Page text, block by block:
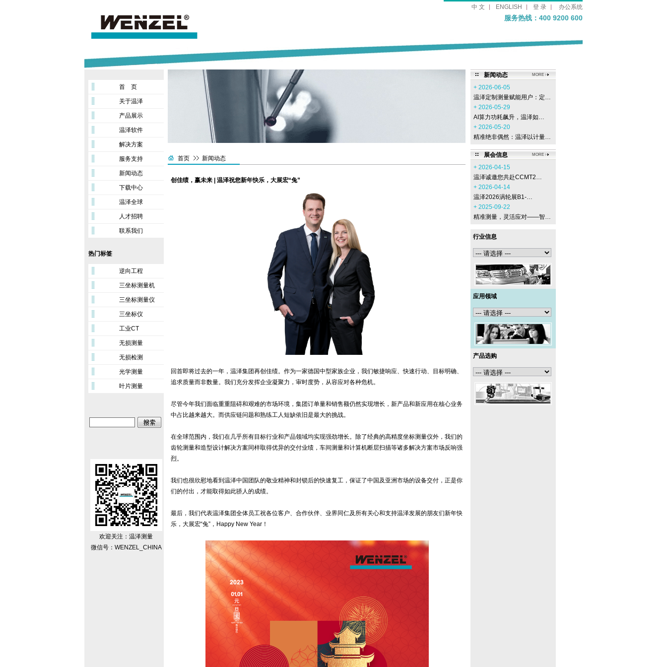
中 文 ENGLISH 登 录 办公系统
服务热线：400 9200 600
MORE
新闻动态
+ 2026-06-05
温泽定制测量赋能用户：定…
+ 2026-05-29
AI算力功耗飙升，温泽如…
+ 2026-05-20
精准绝非偶然：温泽以计量…
MORE
展会信息
+ 2026-04-15
温泽诚邀您共赴CCMT2…
+ 2026-04-14
温泽2026涡轮展B1-…
+ 2025-09-22
精准测量，灵活应对——智…
行业信息
应用领域
产品选购
首 页
关于温泽
产品展示
温泽软件
解决方案
服务支持
新闻动态
下载中心
温泽全球
人才招聘
联系我们
热门标签
逆向工程
三坐标测量机
三坐标测量仪
三坐标仪
工业CT
无损测量
无损检测
光学测量
叶片测量
欢迎关注：温泽测量
微信号：WENZEL_CHINA
首页 新闻动态
创佳绩，赢未来 | 温泽祝您新年快乐，大展宏“兔”
回首即将过去的一年，温泽集团再创佳绩。作为一家德国中型家族企业，我们敏捷响应、快速行动、目标明确、
追求质量而非数量。我们充分发挥企业凝聚力，审时度势，从容应对各种危机。
尽管今年我们面临重重阻碍和艰难的市场环境，集团订单量和销售额仍然实现增长，新产品和新应用在核心业务
中占比越来越大。而供应链问题和熟练工人短缺依旧是最大的挑战。
在全球范围内，我们在几乎所有目标行业和产品领域均实现强劲增长。除了经典的高精度坐标测量仪外，我们的
齿轮测量和造型设计解决方案同样取得优异的交付业绩，车间测量和计算机断层扫描等诸多解决方案市场反响强
烈。
我们也很欣慰地看到温泽中国团队的敬业精神和封锁后的快速复工，保证了中国及亚洲市场的设备交付，正是你
们的付出，才能取得如此骄人的成绩。
最后，我们代表温泽集团全体员工祝各位客户、合作伙伴、业界同仁及所有关心和支持温泽发展的朋友们新年快
乐，大展宏“兔”，Happy New Year！